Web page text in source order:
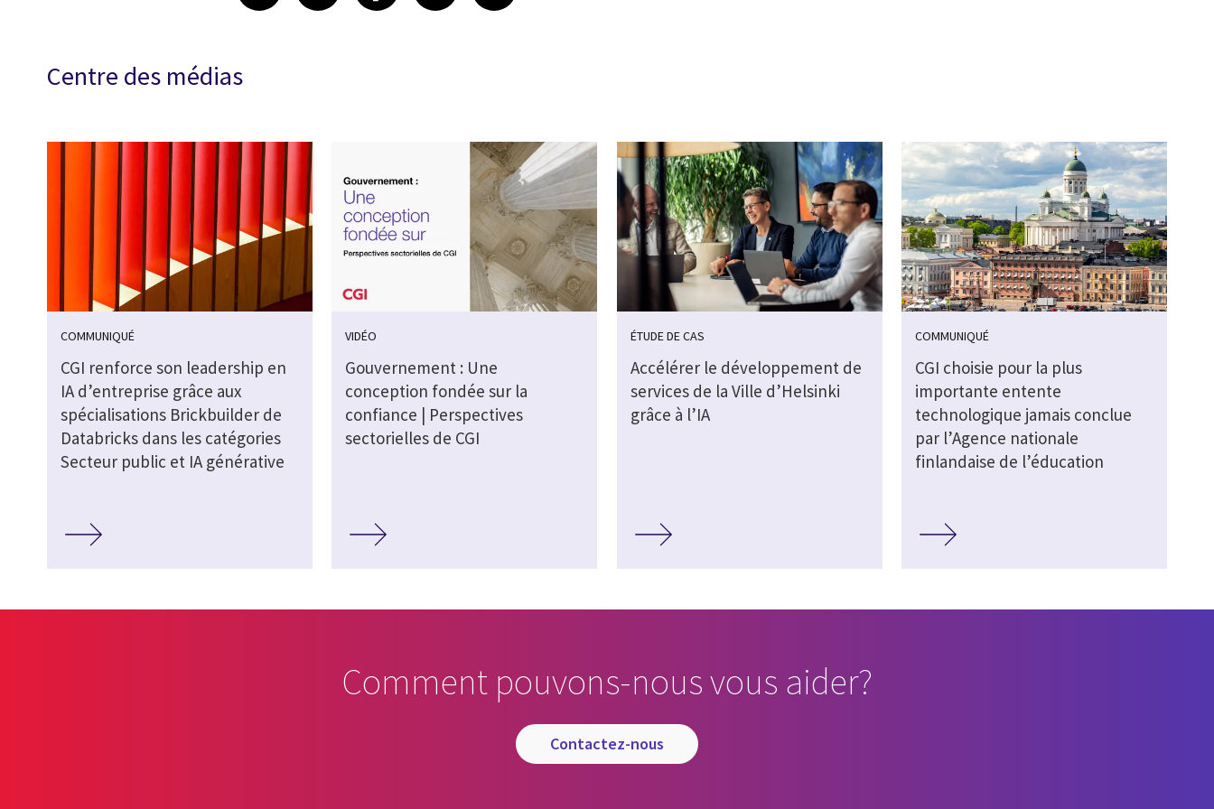
Centre des médias
COMMUNIQUÉ
CGI renforce son leadership en
IA d’entreprise grâce aux
spécialisations Brickbuilder de
Databricks dans les catégories
Secteur public et IA générative
VIDÉO
Gouvernement : Une
conception fondée sur la
confiance | Perspectives
sectorielles de CGI
ÉTUDE DE CAS
Accélérer le développement de
services de la Ville d’Helsinki
grâce à l’IA
COMMUNIQUÉ
CGI choisie pour la plus
importante entente
technologique jamais conclue
par l’Agence nationale
finlandaise de l’éducation
Comment pouvons-nous vous aider?
contactez-nous